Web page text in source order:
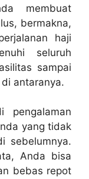
membuat
bermakna,
haji
seluruh
sampai
antaranya.
pengalaman
yang tidak
sebelumnya.
Anda bisa
bebas repot